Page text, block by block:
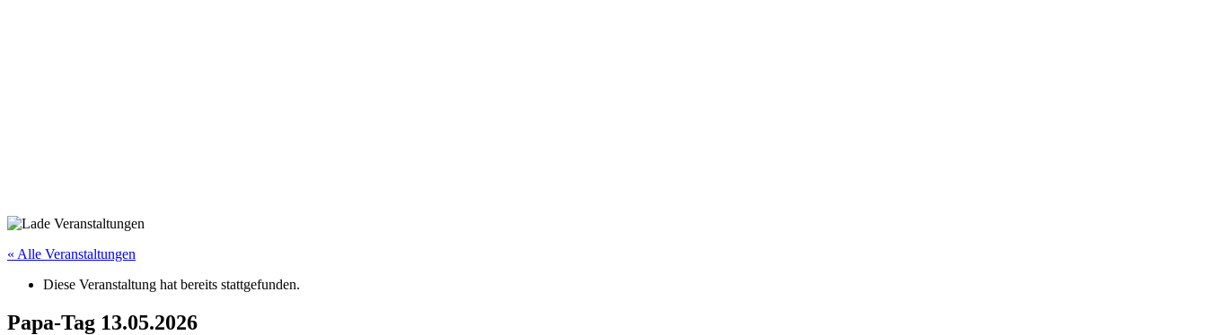
« Alle Veranstaltungen
Diese Veranstaltung hat bereits stattgefunden.
Papa-Tag 13.05.2026